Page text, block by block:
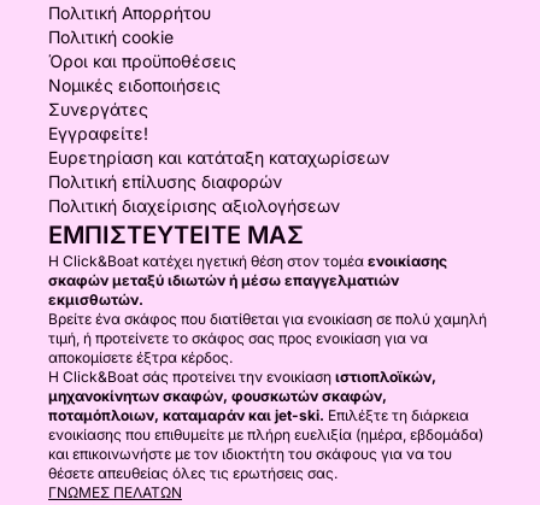
Πολιτική Απορρήτου
Πολιτική cookie
Όροι και προϋποθέσεις
Νομικές ειδοποιήσεις
Συνεργάτες
Εγγραφείτε!
Ευρετηρίαση και κατάταξη καταχωρίσεων
Πολιτική επίλυσης διαφορών
Πολιτική διαχείρισης αξιολογήσεων
ΕΜΠΙΣΤΕΥΤΕΊΤΕ ΜΑΣ
Η Click&Boat κατέχει ηγετική θέση στον τομέα ενοικίασης
σκαφών μεταξύ ιδιωτών ή μέσω επαγγελματιών
εκμισθωτών.
Βρείτε ένα σκάφος που διατίθεται για ενοικίαση σε πολύ χαμηλή
τιμή, ή προτείνετε το σκάφος σας προς ενοικίαση για να
αποκομίσετε έξτρα κέρδος.
Η Click&Boat σάς προτείνει την ενοικίαση ιστιοπλοϊκών,
μηχανοκίνητων σκαφών, φουσκωτών σκαφών,
ποταμόπλοιων, καταμαράν και jet-ski. Επιλέξτε τη διάρκεια
ενοικίασης που επιθυμείτε με πλήρη ευελιξία (ημέρα, εβδομάδα)
και επικοινωνήστε με τον ιδιοκτήτη του σκάφους για να του
θέσετε απευθείας όλες τις ερωτήσεις σας.
ΓΝΏΜΕΣ ΠΕΛΑΤΏΝ